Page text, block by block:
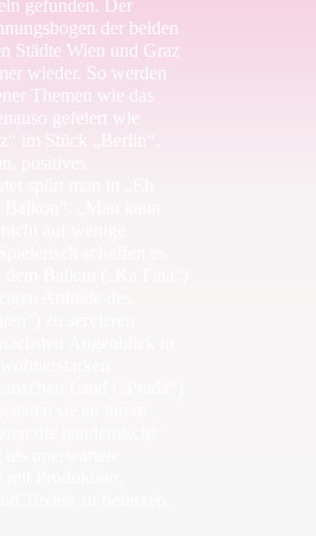
gefunden. Der
der beiden
Städte Wien und Graz
wieder. So werden
Themen wie das
gefeiert wie